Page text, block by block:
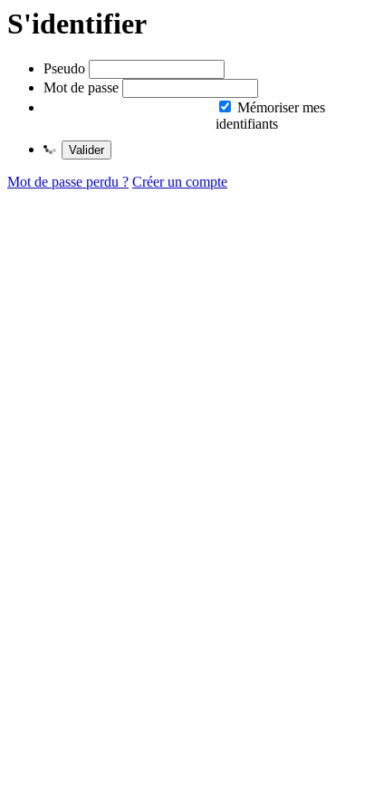
S'identifier
Pseudo
Mot de passe
Mémoriser mes
identifiants
Valider
Mot de passe perdu ? Créer un compte